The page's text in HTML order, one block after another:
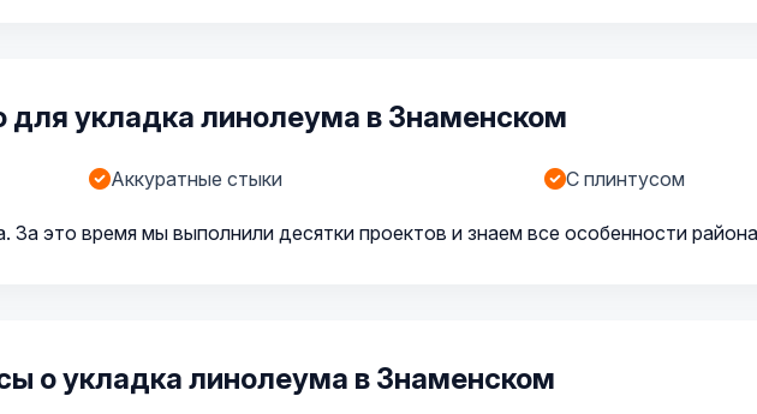
укладка линолеума в Знаменском
Аккуратные стыки С плинтусом
это время мы выполнили десятки проектов и знаем все особенности
о укладка линолеума в Знаменском